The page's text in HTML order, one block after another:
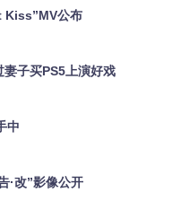
Kiss”MV公布
子买PS5上演好戏
中
·改”影像公开